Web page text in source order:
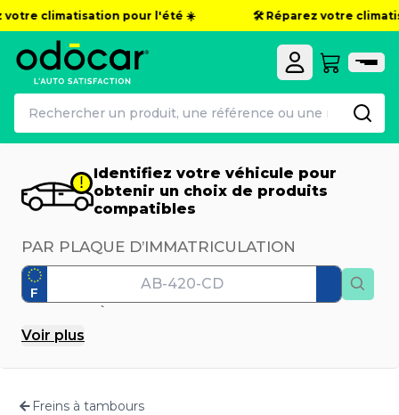
climatisation pour l'été ☀️ 🛠️ Réparez votre
Identifiez votre véhicule pour
obtenir un choix de produits
compatibles
PAR PLAQUE D’IMMATRICULATION
F
Voir plus
Freins à tambours